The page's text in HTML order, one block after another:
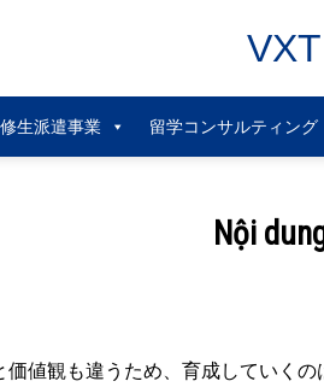
生派遣事業 留学コンサルティング
Nội
価値観も違うため、育成していく